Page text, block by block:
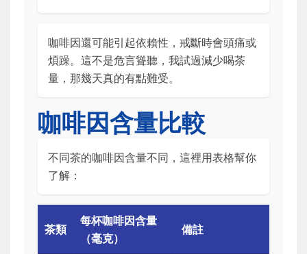
咖啡因還可能引起依賴性，戒斷時會頭痛或
煩躁。這不是危言聳聽，我試過減少喝茶
量，那幾天真的有點難受。
咖啡因含量比較
不同茶的咖啡因含量不同，這裡用表格幫你
了解：
茶類
每杯咖啡因含量
（毫克）
備註